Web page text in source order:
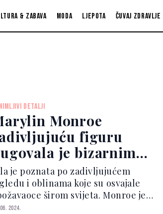
& zabava Moda Ljepota Čuvaj zdravlje
DETALJI
Monroe
figuru
je bizarnim
navikama
je poznata po zadivljujućem
i oblinama koje su osvajale
širom svijeta. Monroe je
1962., a njezin život i navike
2024.